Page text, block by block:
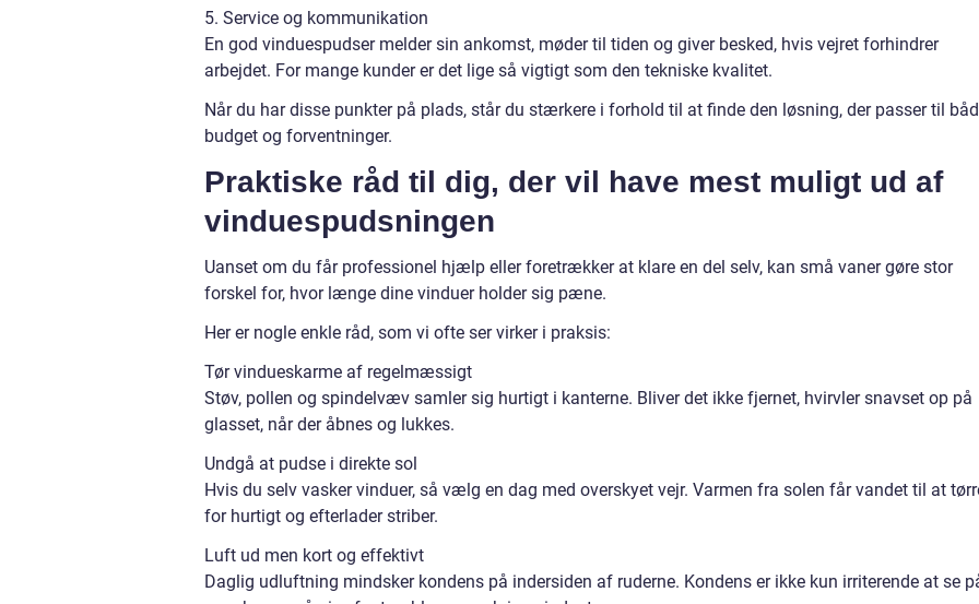
5. Service og kommunikation
En god vinduespudser melder sin ankomst, møder til tiden og giver besked, hvis vejret forhindrer
arbejdet. For mange kunder er det lige så vigtigt som den tekniske kvalitet.
Når du har disse punkter på plads, står du stærkere i forhold til at finde den løsning, der passer til
budget og forventninger.
Praktiske råd til dig, der vil have mest muligt ud af
vinduespudsningen
Uanset om du får professionel hjælp eller foretrækker at klare en del selv, kan små vaner gøre stor
forskel for, hvor længe dine vinduer holder sig pæne.
Her er nogle enkle råd, som vi ofte ser virker i praksis:
Tør vindueskarme af regelmæssigt
Støv, pollen og spindelvæv samler sig hurtigt i kanterne. Bliver det ikke fjernet, hvirvler snavset op på
glasset, når der åbnes og lukkes.
Undgå at pudse i direkte sol
Hvis du selv vasker vinduer, så vælg en dag med overskyet vejr. Varmen fra solen får vandet til at
for hurtigt og efterlader striber.
Luft ud men kort og effektivt
Daglig udluftning mindsker kondens på indersiden af ruderne. Kondens er ikke kun irriterende at se